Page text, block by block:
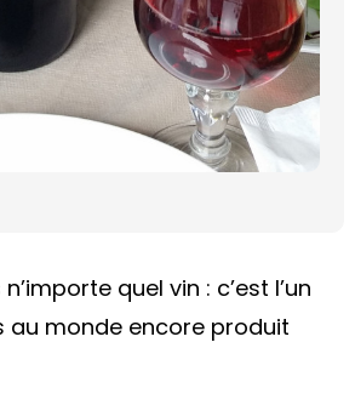
quel vin : c’est l’un
au monde encore produit